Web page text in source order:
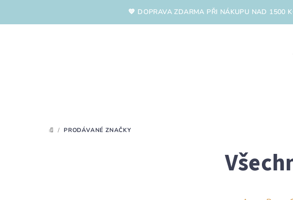
💙 DOPRAVA ZDARMA PŘI NÁKUPU NAD 1500
DOMŮ
/ PRODÁVANÉ ZNAČKY